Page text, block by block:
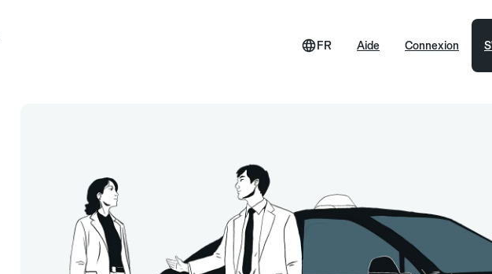
Aide
FR Connexion